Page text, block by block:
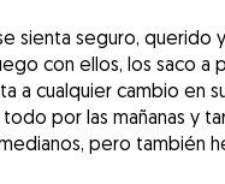
sienta seguro, querido
con ellos, los saco a
a cualquier cambio en
por las mañanas y
pero también